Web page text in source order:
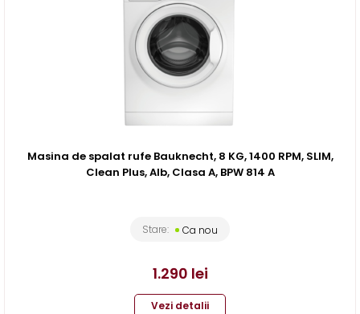
Masina de spalat rufe Bauknecht, 8 KG, 1400 RPM, SLIM,
Clean Plus, Alb, Clasa A, BPW 814 A
Stare: Ca nou
1.290 lei
Vezi detalii